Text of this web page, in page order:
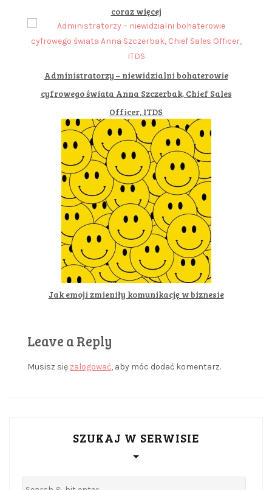
coraz więcej
Administratorzy – niewidzialni bohaterowie
cyfrowego świata Anna Szczerbak, Chief Sales
Officer, ITDS
Jak emoji zmieniły komunikację w biznesie
Leave a Reply
Musisz się zalogować, aby móc dodać komentarz.
SZUKAJ W SERWISIE